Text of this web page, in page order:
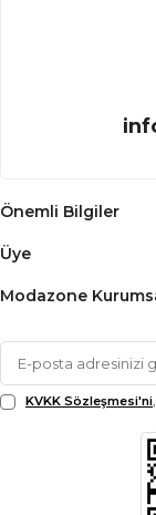
Önemli Bilgiler
Üye
Modazone
KVKK Sözleşmesi'ni